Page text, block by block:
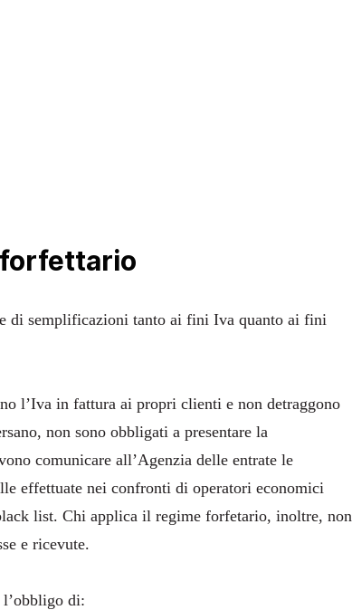
di semplificazioni tanto ai fini Iva quanto ai fini
l’Iva in fattura ai propri clienti e non detraggono
non sono obbligati a presentare la
comunicare all’Agenzia delle entrate le
effettuate nei confronti di operatori economici
list. Chi applica il regime forfetario, inoltre, non
e ricevute.
di: